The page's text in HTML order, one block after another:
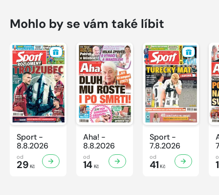
Mohlo by se vám také líbit
Sport -
8.8.2026
od
29 Kč
Aha! -
8.8.2026
od
14Kč
Sport -
7.8.2026
od
41 Kč